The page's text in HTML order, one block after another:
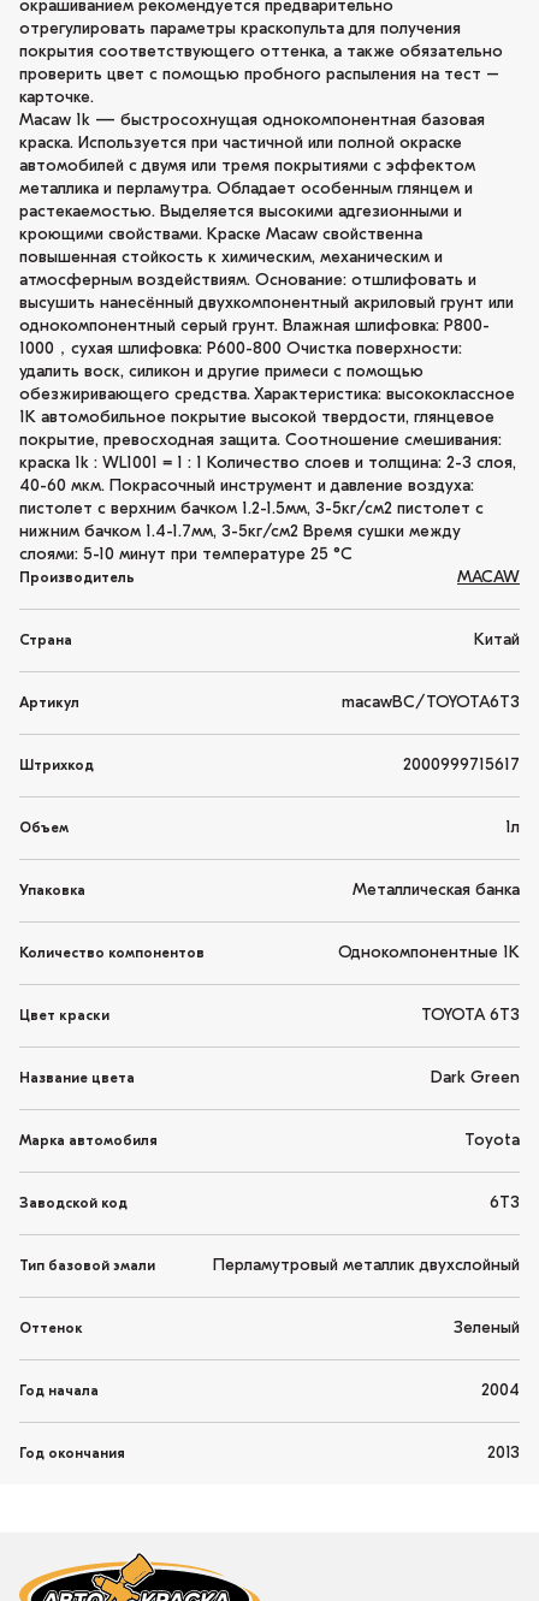
окрашиванием рекомендуется предварительно
отрегулировать параметры краскопульта для получения
покрытия соответствующего оттенка, а также обязательно
проверить цвет с помощью пробного распыления на тест –
карточке.
Macaw 1k — быстросохнущая однокомпонентная базовая
краска. Используется при частичной или полной окраске
автомобилей с двумя или тремя покрытиями с эффектом
металлика и перламутра. Обладает особенным глянцем и
растекаемостью. Выделяется высокими адгезионными и
кроющими свойствами. Краске Macaw свойственна
повышенная стойкость к химическим, механическим и
атмосферным воздействиям. Основание: отшлифовать и
высушить нанесённый двухкомпонентный акриловый грунт или
однокомпонентный серый грунт. Влажная шлифовка: P800-
1000，сухая шлифовка: P600-800 Очистка поверхности:
удалить воск, силикон и другие примеси с помощью
обезжиривающего средства. Характеристика: высококлассное
1K автомобильное покрытие высокой твердости, глянцевое
покрытие, превосходная защита. Соотношение смешивания:
краска 1k : WL1001 = 1 : 1 Количество слоев и толщина: 2-3 слоя,
40-60 мкм. Покрасочный инструмент и давление воздуха:
пистолет с верхним бачком 1.2-1.5мм, 3-5кг/см2 пистолет с
нижним бачком 1.4-1.7мм, 3-5кг/см2 Время сушки между
слоями: 5-10 минут при температуре 25 °C
Производитель MACAW
Страна Китай
Артикул macawBC/TOYOTA6T3
Штрихкод 2000999715617
Объем 1л
Упаковка Металлическая банка
Количество компонентов Однокомпонентные 1K
Цвет краски TOYOTA 6T3
Название цвета Dark Green
Марка автомобиля Toyota
Заводской код 6T3
Тип базовой эмали Перламутровый металлик двухслойный
Оттенок Зеленый
Год начала 2004
Год окончания 2013